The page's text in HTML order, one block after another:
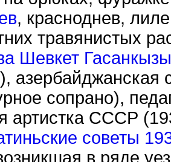
, красноднев,
травянистых
Шевкет Гасанкызы
азербайджанская
сопрано),
артистка СССР
советы
в ряде